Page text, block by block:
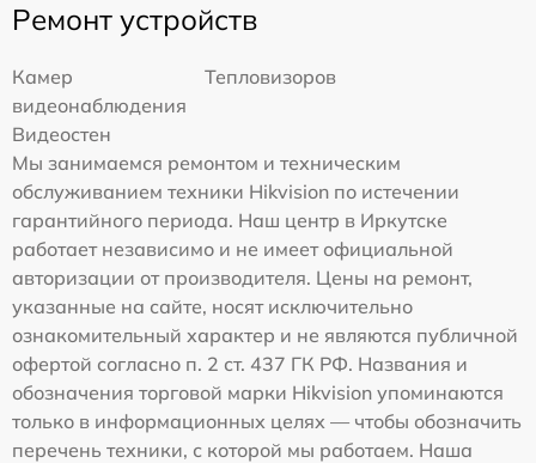
Ремонт устройств
Камер
видеонаблюдения
Тепловизоров
Видеостен
Мы занимаемся ремонтом и техническим
обслуживанием техники Hikvision по истечении
гарантийного периода. Наш центр в Иркутске
работает независимо и не имеет официальной
авторизации от производителя. Цены на ремонт,
указанные на сайте, носят исключительно
ознакомительный характер и не являются публичной
офертой согласно п. 2 ст. 437 ГК РФ. Названия и
обозначения торговой марки Hikvision упоминаются
только в информационных целях — чтобы обозначить
перечень техники, с которой мы работаем. Наша